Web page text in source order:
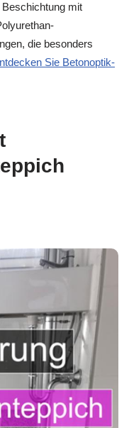
mit
die besonders
Sie Betonoptik-